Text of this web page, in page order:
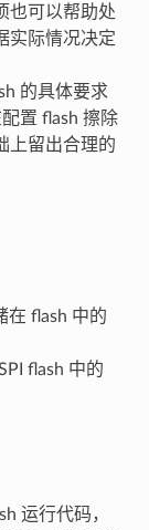
也可以帮助处
实际情况决定
的具体要求
置 flash 擦除
上留出合理的
在 flash 中的
flash 中的
运行代码，